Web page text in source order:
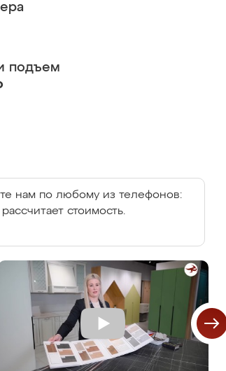
подъем
нам по любому из телефонов:
стоимость.